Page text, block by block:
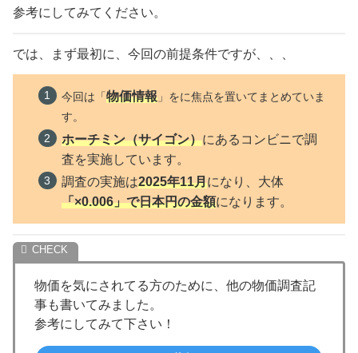
参考にしてみてください。
では、まず最初に、今回の前提条件ですが、、、
今回は「物価情報 」をに焦点を置いてまとめていま
す。
ホーチミン（サイゴン）にあるコンビニで調
査を実施しています。
調査の実施は2025年11月になり、大体
「×0.006」で日本円の金額になります。
物価を気にされてる方のために、他の物価調査記
事も書いてみました。
参考にしてみて下さい！